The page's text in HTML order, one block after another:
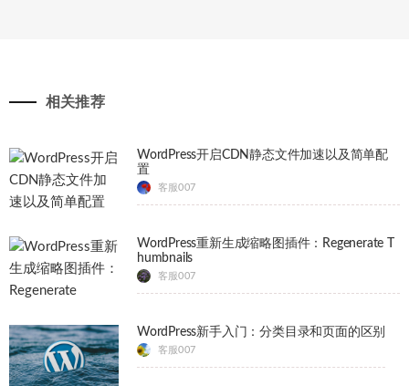
相关推荐
WordPress开启CDN静态文件加速以及简单配
置
客服007
WordPress重新生成缩略图插件：Regenerate T
humbnails
客服007
WordPress新手入门：分类目录和页面的区别
客服007